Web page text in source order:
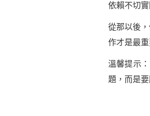
依賴不切
從那以後
作才是最重
溫馨提示
題，而是